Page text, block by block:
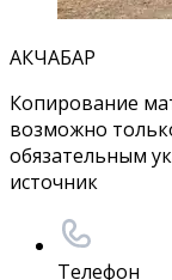
АКЧАБАР
Копирование
возможно
обязательным
источник
Телефон